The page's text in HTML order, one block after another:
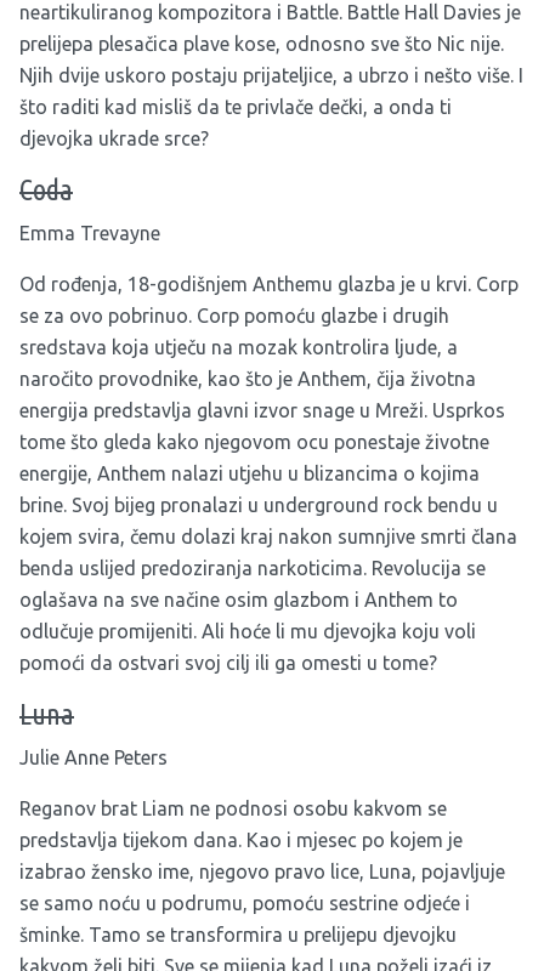
neartikuliranog kompozitora i Battle. Battle Hall Davies je
prelijepa plesačica plave kose, odnosno sve što Nic nije.
Njih dvije uskoro postaju prijateljice, a ubrzo i nešto više. I
što raditi kad misliš da te privlače dečki, a onda ti
djevojka ukrade srce?
Coda
Emma Trevayne
Od rođenja, 18-godišnjem Anthemu glazba je u krvi. Corp
se za ovo pobrinuo. Corp pomoću glazbe i drugih
sredstava koja utječu na mozak kontrolira ljude, a
naročito provodnike, kao što je Anthem, čija životna
energija predstavlja glavni izvor snage u Mreži. Usprkos
tome što gleda kako njegovom ocu ponestaje životne
energije, Anthem nalazi utjehu u blizancima o kojima
brine. Svoj bijeg pronalazi u underground rock bendu u
kojem svira, čemu dolazi kraj nakon sumnjive smrti člana
benda uslijed predoziranja narkoticima. Revolucija se
oglašava na sve načine osim glazbom i Anthem to
odlučuje promijeniti. Ali hoće li mu djevojka koju voli
pomoći da ostvari svoj cilj ili ga omesti u tome?
Luna
Julie Anne Peters
Reganov brat Liam ne podnosi osobu kakvom se
predstavlja tijekom dana. Kao i mjesec po kojem je
izabrao žensko ime, njegovo pravo lice, Luna, pojavljuje
se samo noću u podrumu, pomoću sestrine odjeće i
šminke. Tamo se transformira u prelijepu djevojku
kakvom želi biti. Sve se mijenja kad Luna poželi izaći iz